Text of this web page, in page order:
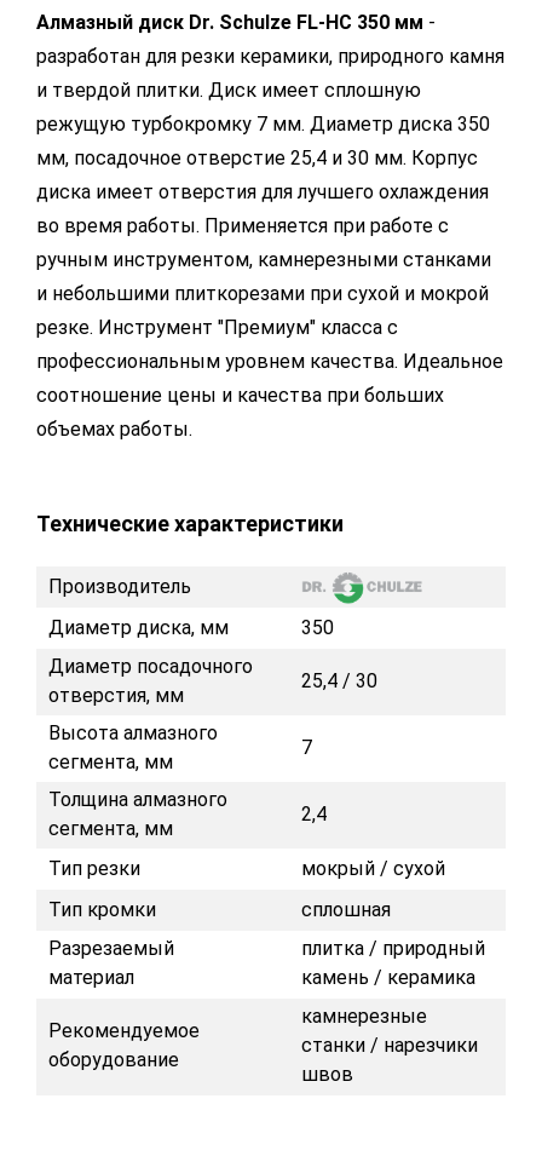
Алмазный диск Dr. Schulze FL-HC 350 мм -
разработан для резки керамики, природного камня
и твердой плитки. Диск имеет сплошную
режущую турбокромку 7 мм. Диаметр диска 350
мм, посадочное отверстие 25,4 и 30 мм. Корпус
диска имеет отверстия для лучшего охлаждения
во время работы. Применяется при работе с
ручным инструментом, камнерезными станками
и небольшими плиткорезами при сухой и мокрой
резке. Инструмент "Премиум" класса с
профессиональным уровнем качества. Идеальное
соотношение цены и качества при больших
объемах работы.
Технические характеристики
Производитель
Диаметр диска, мм
350
Диаметр посадочного
отверстия, мм
25,4 / 30
Высота алмазного
сегмента, мм
7
Толщина алмазного
сегмента, мм
2,4
Тип резки
мокрый / сухой
Тип кромки
сплошная
Разрезаемый
материал
плитка / природный
камень / керамика
Рекомендуемое
оборудование
камнерезные
станки / нарезчики
швов